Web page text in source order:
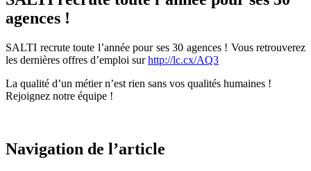
agences !
SALTI recrute toute l’année pour ses 30 agences ! Vous retrouverez
les dernières offres d’emploi surhttp://lc.cx/AQ3
La qualité d’un métier n’est rien sans vos qualités humaines !
Rejoignez notre équipe !
Navigation de l’article